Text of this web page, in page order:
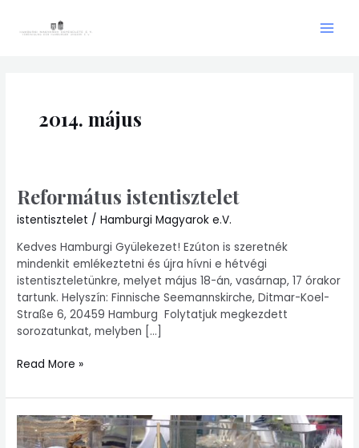
2014. május
Református istentisztelet
istentisztelet /Hamburgi Magyarok e.V.
Kedves Hamburgi Gyülekezet! Ezúton is szeretnék
mindenkit emlékeztetni és újra hívni e hétvégi
istentiszteletünkre, melyet május 18-án, vasárnap, 17 órakor
tartunk. Helyszín: Finnische Seemannskirche, Ditmar-Koel-
Straße 6, 20459 Hamburg ​ Folytatjuk megkezdett
sorozatunkat, melyben […]
Református
istentisztelet
Read More »
Júniusi
gyerektalálkozó